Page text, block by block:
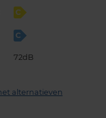
C
C
72dB
alternatieven